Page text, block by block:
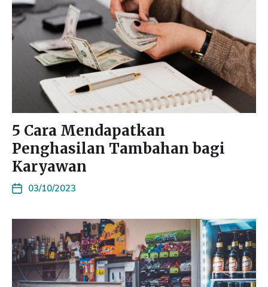
5 Cara Mendapatkan
Penghasilan Tambahan bagi
Karyawan
03/10/2023